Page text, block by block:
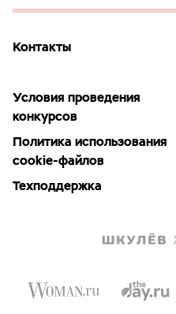
Контакты
Условия проведения
конкурсов
Политика использования
cookie-файлов
Техподдержка